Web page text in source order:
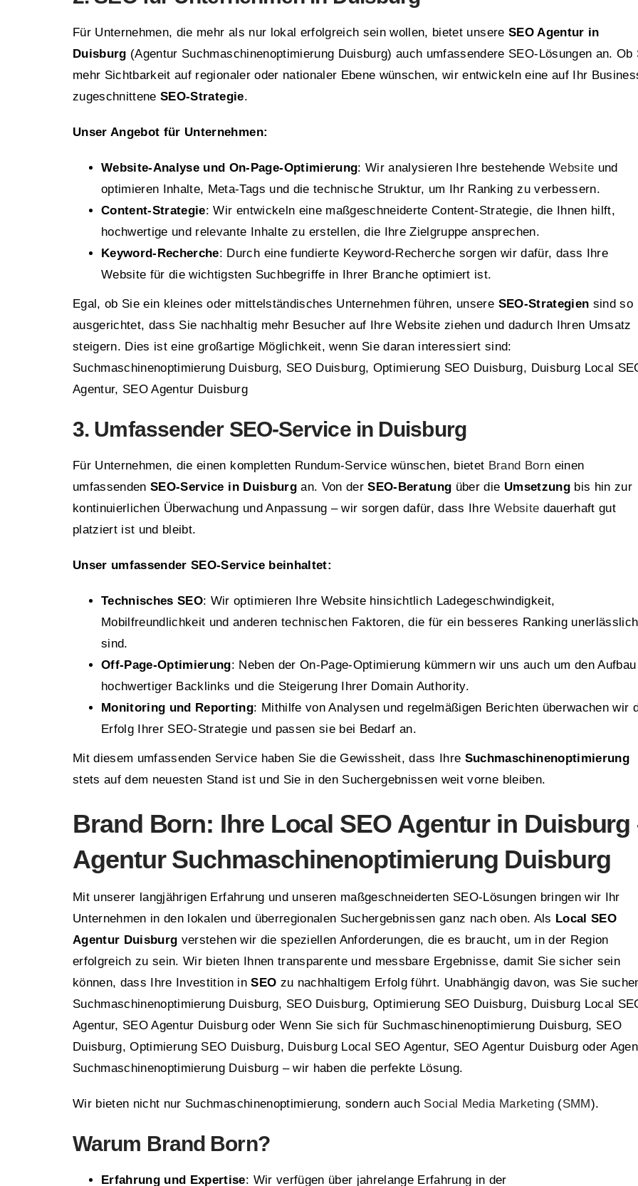
Für Unternehmen, die mehr als nur lokal erfolgreich sein wollen, bietet unsere SEO Agentur in
Duisburg (Agentur Suchmaschinenoptimierung Duisburg) auch umfassendere SEO-Lösungen an. Ob
mehr Sichtbarkeit auf regionaler oder nationaler Ebene wünschen, wir entwickeln eine auf Ihr
zugeschnitteneSEO-Strategie.
Unser Angebot für Unternehmen:
Website-Analyse und On-Page-Optimierung: Wir analysieren Ihre bestehende Website und
optimieren Inhalte, Meta-Tags und die technische Struktur, um Ihr Ranking zu verbessern.
Content-Strategie: Wir entwickeln eine maßgeschneiderte Content-Strategie, die Ihnen hilft,
hochwertige und relevante Inhalte zu erstellen, die Ihre Zielgruppe ansprechen.
Keyword-Recherche: Durch eine fundierte Keyword-Recherche sorgen wir dafür, dass Ihre
Website für die wichtigsten Suchbegriffe in Ihrer Branche optimiert ist.
Egal, ob Sie ein kleines oder mittelständisches Unternehmen führen, unsere SEO-Strategien sind so
ausgerichtet, dass Sie nachhaltig mehr Besucher auf Ihre Website ziehen und dadurch Ihren Umsatz
steigern. Dies ist eine großartige Möglichkeit, wenn Sie daran interessiert sind:
Suchmaschinenoptimierung Duisburg, SEO Duisburg, Optimierung SEO Duisburg, Duisburg Local
Agentur, SEO Agentur Duisburg
3. Umfassender SEO-Service in Duisburg
Für Unternehmen, die einen kompletten Rundum-Service wünschen, bietet Brand Born einen
umfassendenSEO-Service in Duisburgan. Von derSEO-Beratung über die Umsetzungbis hin zur
kontinuierlichen Überwachung und Anpassung – wir sorgen dafür, dass Ihre Website dauerhaft gut
platziert ist und bleibt.
Unser umfassender SEO-Service beinhaltet:
Technisches SEO: Wir optimieren Ihre Website hinsichtlich Ladegeschwindigkeit,
Mobilfreundlichkeit und anderen technischen Faktoren, die für ein besseres Ranking unerlässlich
sind.
Off-Page-Optimierung: Neben der On-Page-Optimierung kümmern wir uns auch um den Aufbau
hochwertiger Backlinks und die Steigerung Ihrer Domain Authority.
Monitoring und Reporting: Mithilfe von Analysen und regelmäßigen Berichten überwachen wir
Erfolg Ihrer SEO-Strategie und passen sie bei Bedarf an.
Mit diesem umfassenden Service haben Sie die Gewissheit, dass Ihre Suchmaschinenoptimierung
stets auf dem neuesten Stand ist und Sie in den Suchergebnissen weit vorne bleiben.
Brand Born: Ihre Local SEO Agentur in Duisburg
Agentur Suchmaschinenoptimierung Duisburg
Mit unserer langjährigen Erfahrung und unseren maßgeschneiderten SEO-Lösungen bringen wir Ihr
Unternehmen in den lokalen und überregionalen Suchergebnissen ganz nach oben. Als Local SEO
Agentur Duisburg verstehen wir die speziellen Anforderungen, die es braucht, um in der Region
erfolgreich zu sein. Wir bieten Ihnen transparente und messbare Ergebnisse, damit Sie sicher sein
können, dass Ihre Investition inSEO zu nachhaltigem Erfolg führt. Unabhängig davon, was Sie
Suchmaschinenoptimierung Duisburg, SEO Duisburg, Optimierung SEO Duisburg, Duisburg Local
Agentur, SEO Agentur Duisburg oder Wenn Sie sich für Suchmaschinenoptimierung Duisburg, SEO
Duisburg, Optimierung SEO Duisburg, Duisburg Local SEO Agentur, SEO Agentur Duisburg oder
Suchmaschinenoptimierung Duisburg – wir haben die perfekte Lösung.
Wir bieten nicht nur Suchmaschinenoptimierung, sondern auch Social Media Marketing(SMM).
Warum Brand Born?
Erfahrung und Expertise: Wir verfügen über jahrelange Erfahrung in der